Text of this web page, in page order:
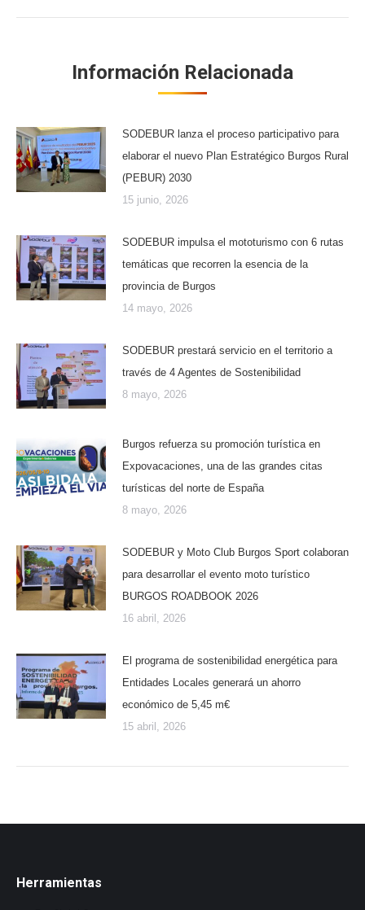
Información Relacionada
SODEBUR lanza el proceso participativo para
elaborar el nuevo Plan Estratégico Burgos Rural
(PEBUR) 2030
15 junio, 2026
SODEBUR impulsa el mototurismo con 6 rutas
temáticas que recorren la esencia de la
provincia de Burgos
14 mayo, 2026
SODEBUR prestará servicio en el territorio a
través de 4 Agentes de Sostenibilidad
8 mayo, 2026
Burgos refuerza su promoción turística en
Expovacaciones, una de las grandes citas
turísticas del norte de España
8 mayo, 2026
SODEBUR y Moto Club Burgos Sport colaboran
para desarrollar el evento moto turístico
BURGOS ROADBOOK 2026
16 abril, 2026
El programa de sostenibilidad energética para
Entidades Locales generará un ahorro
económico de 5,45 m€
15 abril, 2026
Herramientas